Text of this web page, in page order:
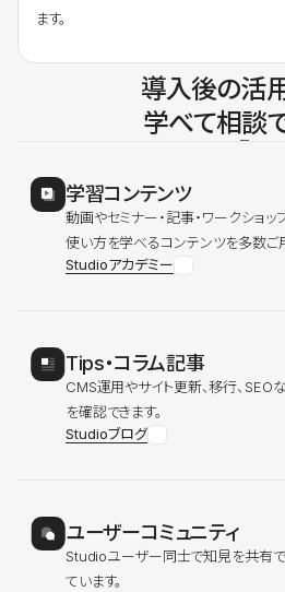
ます。
導入後の活用
学べて相談で
学習コンテンツ
動画やセミナー・記事・ワークショッ
使い方を学べるコンテンツを多数ご
Studioアカデミー
Tips・コラム記事
CMS運用やサイト更新、移行、SEO
を確認できます。
Studioブログ
ユーザーコミュニティ
Studioユーザー同士で知見を共有で
ています。